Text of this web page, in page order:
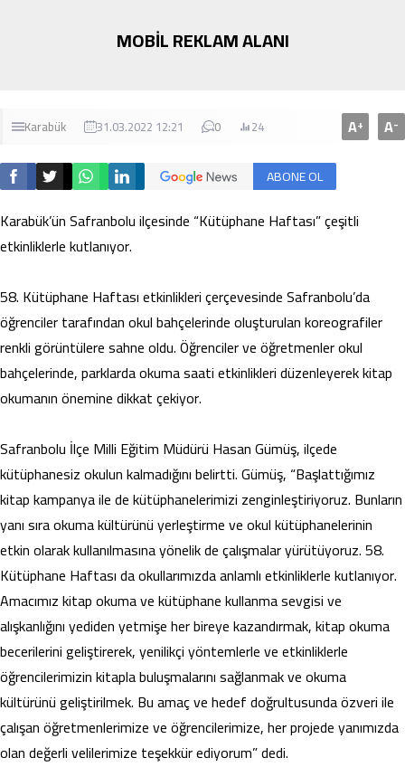
MOBİL REKLAM ALANI
Karabük 31.03.2022 12:21 0 24 A+ A-
ABONE OL
Karabük’ün Safranbolu ilçesinde “Kütüphane Haftası” çeşitli
etkinliklerle kutlanıyor.
58. Kütüphane Haftası etkinlikleri çerçevesinde Safranbolu’da
öğrenciler tarafından okul bahçelerinde oluşturulan koreografiler
renkli görüntülere sahne oldu. Öğrenciler ve öğretmenler okul
bahçelerinde, parklarda okuma saati etkinlikleri düzenleyerek kitap
okumanın önemine dikkat çekiyor.
Safranbolu İlçe Milli Eğitim Müdürü Hasan Gümüş, ilçede
kütüphanesiz okulun kalmadığını belirtti. Gümüş, “Başlattığımız
kitap kampanya ile de kütüphanelerimizi zenginleştiriyoruz. Bunların
yanı sıra okuma kültürünü yerleştirme ve okul kütüphanelerinin
etkin olarak kullanılmasına yönelik de çalışmalar yürütüyoruz. 58.
Kütüphane Haftası da okullarımızda anlamlı etkinliklerle kutlanıyor.
Amacımız kitap okuma ve kütüphane kullanma sevgisi ve
alışkanlığını yediden yetmişe her bireye kazandırmak, kitap okuma
becerilerini geliştirerek, yenilikçi yöntemlerle ve etkinliklerle
öğrencilerimizin kitapla buluşmalarını sağlanmak ve okuma
kültürünü geliştirilmek. Bu amaç ve hedef doğrultusunda özveri ile
çalışan öğretmenlerimize ve öğrencilerimize, her projede yanımızda
olan değerli velilerimize teşekkür ediyorum” dedi.